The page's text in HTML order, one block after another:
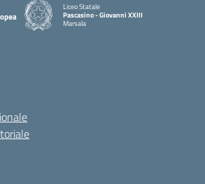
Liceo Statale
Pascasino - Giovanni XXIII
Marsala